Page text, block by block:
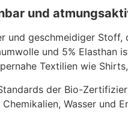
und
und geschmeidiger
und 5%
Textilien wie
der Bio-
Wasser und